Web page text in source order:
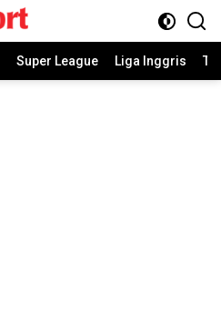
Super League Liga Inggris